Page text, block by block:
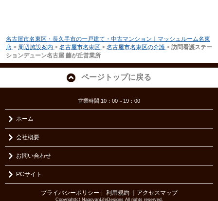
名古屋市名東区・長久手市の一戸建て・中古マンション｜マッシュルーム名東
店 > 周辺施設案内 > 名古屋市名東区 > 名古屋市名東区の介護 > 訪問看護ステー
ションデューン名古屋 藤が丘営業所
ページトップに戻る
営業時間:10：00～19：00
ホーム
会社概要
お問い合わせ
PCサイト
プライバシーポリシー ｜ 利用規約 ｜アクセスマップ
Copyright(c) NagoyanLifeDesigns All rights reserved.